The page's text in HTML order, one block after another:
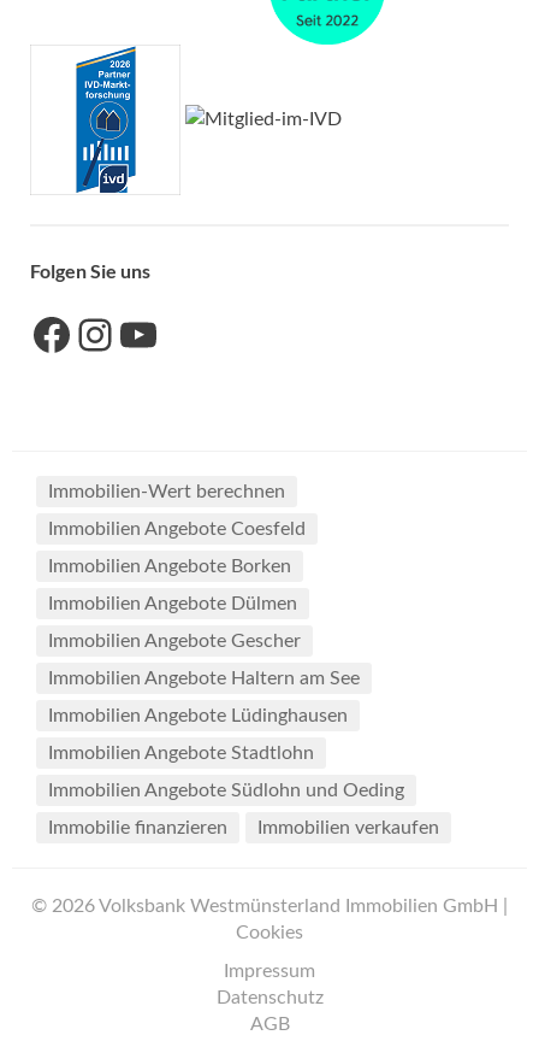
Folgen Sie uns
Link zu unserer Facebook-Seite Link zu unseres Instagram-Accounts
Immobilien-Wert berechnen
Immobilien Angebote Coesfeld
Immobilien Angebote Borken
Immobilien Angebote Dülmen
Immobilien Angebote Gescher
Immobilien Angebote Haltern am See
Immobilien Angebote Lüdinghausen
Immobilien Angebote Stadtlohn
Immobilien Angebote Südlohn und Oeding
Immobilie finanzieren
Immobilien verkaufen
© 2026 Volksbank Westmünsterland Immobilien GmbH |
Cookies
Impressum
Datenschutz
AGB